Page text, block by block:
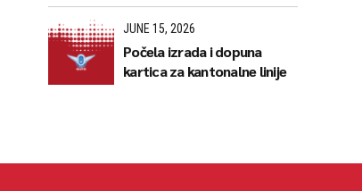
naredne korake
JUNE 15, 2026
Počela izrada i dopuna
kartica za kantonalne linije